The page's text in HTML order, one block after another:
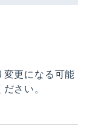
変更になる可能
さい。